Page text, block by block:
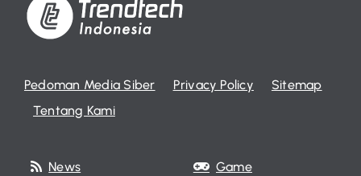
Pedoman Media Siber Privacy Policy
Sitemap
Tentang Kami
News
Game